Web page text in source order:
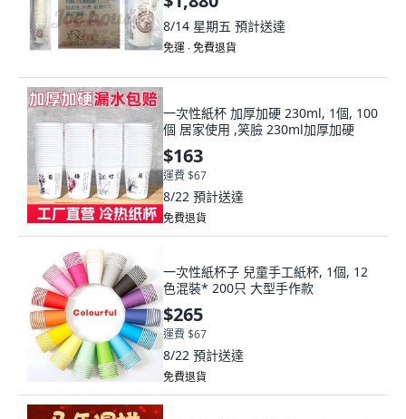
8/14 星期五 預計送達
免運 ∙ 免費退貨
一次性紙杯 加厚加硬 230ml, 1個, 100
個 居家使用 ,笑臉 230ml加厚加硬
$163
運費 $67
8/22 預計送達
免費退貨
一次性紙杯子 兒童手工紙杯, 1個, 12
色混裝* 200只 大型手作款
$265
運費 $67
8/22 預計送達
免費退貨